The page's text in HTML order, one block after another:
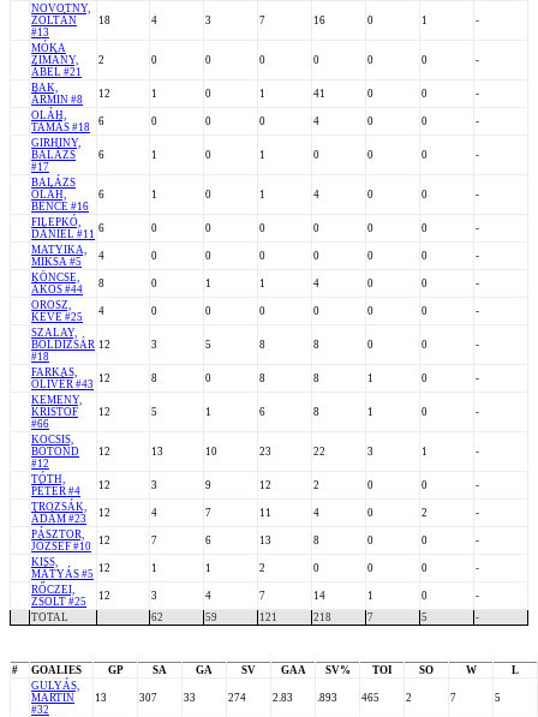
NOVOTNY,
ZOLTÁN
#13
18 4 3 7 16 0 1 -
MÓKA
ZIMÁNY,
ÁBEL #21
2 0 0 0 0 0 0 -
BAK,
ÁRMIN #8
12 1 0 1 41 0 0
-
OLÁH,
TAMÁS #18
6 0 0 0 4 0 0
-
GIRHINY,
BALÁZS
#17
6 1 0 1 0 0 0 -
BALÁZS
OLÁH,
BENCE #16
6 1 0 1 4 0 0 -
FILEPKÓ,
DÁNIEL #11 6 0 0 0 0 0 0
-
MATYIKA,
MIKSA #5
4 0 0 0 0 0 0
-
KÖNCSE,
ÁKOS #44
8 0 1 1 4 0 0
-
OROSZ,
KEVE #25
4 0 0 0 0 0 0
-
SZALAY,
BOLDIZSÁR
#18
12 3 5 8 8 0 0 -
FARKAS,
OLIVÉR #43 12 8 0 8 8 1 0
-
KEMENY,
KRISTOF
#66
12 5 1 6 8 1 0 -
KOCSIS,
BOTOND
#12
12 13 10 23 22 3 1 -
TÓTH,
PÉTER #4
12 3 9 12 2 0 0
-
TROZSÁK,
ÁDÁM #23
12 4 7 11 4 0 2
-
PÁSZTOR,
JÓZSEF #10
12 7 6 13 8 0 0
-
KISS,
MÁTYÁS #5 12 1 1 2 0 0 0
-
RŐCZEI,
ZSOLT #25
12 3 4 7 14 1 0
-
TOTAL
62 59 121 218 7 5 -
# GOALIES GP SA GA SV GAA SV% TOI SO W
L
GULYÁS,
MARTIN
#32
13 307 33 274 2.83 .893 465 2 7 5